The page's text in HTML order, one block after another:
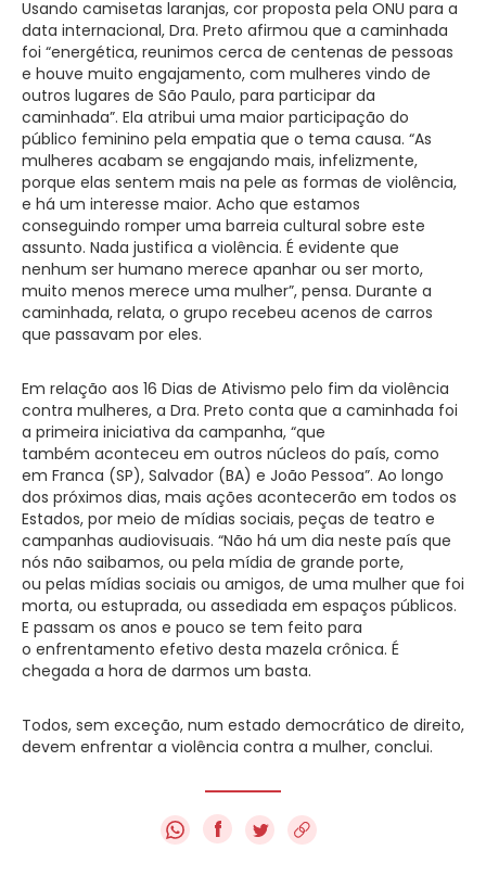
Usando camisetas laranjas, cor proposta pela ONU para a
data internacional, Dra. Preto afirmou que a caminhada
foi “energética, reunimos cerca de centenas de pessoas
e houve muito engajamento, com mulheres vindo de
outros lugares de São Paulo, para participar da
caminhada”. Ela atribui uma maior participação do
público feminino pela empatia que o tema causa. “As
mulheres acabam se engajando mais, infelizmente,
porque elas sentem mais na pele as formas de violência,
e há um interesse maior. Acho que estamos
conseguindo romper uma barreia cultural sobre este
assunto. Nada justifica a violência. É evidente que
nenhum ser humano merece apanhar ou ser morto,
muito menos merece uma mulher”, pensa. Durante a
caminhada, relata, o grupo recebeu acenos de carros
que passavam por eles.
Em relação aos 16 Dias de Ativismo pelo fim da violência
contra mulheres, a Dra. Preto conta que a caminhada foi
a primeira iniciativa da campanha, “que
também aconteceu em outros núcleos do país, como
em Franca (SP), Salvador (BA) e João Pessoa”. Ao longo
dos próximos dias, mais ações acontecerão em todos os
Estados, por meio de mídias sociais, peças de teatro e
campanhas audiovisuais. “Não há um dia neste país que
nós não saibamos, ou pela mídia de grande porte,
ou pelas mídias sociais ou amigos, de uma mulher que foi
morta, ou estuprada, ou assediada em espaços públicos.
E passam os anos e pouco se tem feito para
o enfrentamento efetivo desta mazela crônica. É
chegada a hora de darmos um basta.
Todos, sem exceção, num estado democrático de direito,
devem enfrentar a violência contra a mulher, conclui.
f